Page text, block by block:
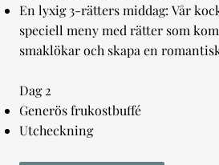
En lyxig 3-rätters middag: Vår
speciell meny med rätter som
smaklökar och skapa en
Dag 2
Generös frukostbuffé
Utcheckning